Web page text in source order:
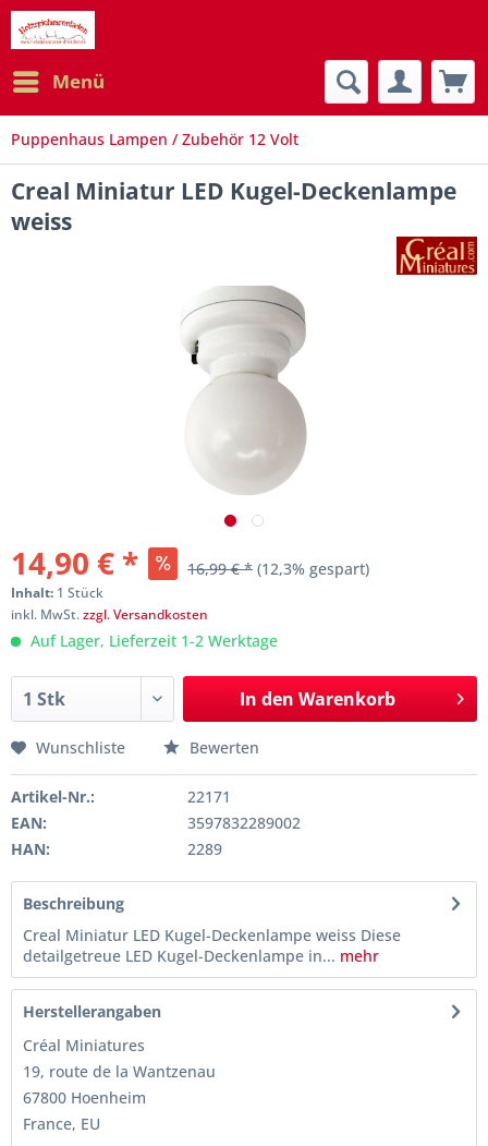
Menü
Puppenhaus Lampen / Zubehör 12 Volt
Creal Miniatur LED Kugel-Deckenlampe
weiss
14,90 € * 16,99 € * (12,3% gespart)
Inhalt: 1 Stück
inkl. MwSt.zzgl. Versandkosten
Auf Lager, Lieferzeit 1-2 Werktage
In den Warenkorb
Wunschliste Bewerten
Artikel-Nr.:
22171
EAN:
3597832289002
HAN:
2289
Beschreibung
Creal Miniatur LED Kugel-Deckenlampe weiss Diese
detailgetreue LED Kugel-Deckenlampe in... mehr
Herstellerangaben
Créal Miniatures
19, route de la Wantzenau
67800 Hoenheim
France, EU